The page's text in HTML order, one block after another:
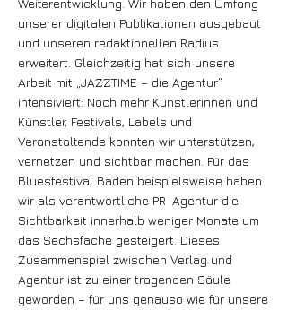
Weiterentwicklung. Wir haben den Umfang
unserer digitalen Publikationen ausgebaut
und unseren redaktionellen Radius
erweitert. Gleichzeitig hat sich unsere
Arbeit mit „JAZZTIME – die Agentur“
intensiviert: Noch mehr Künstlerinnen und
Künstler, Festivals, Labels und
Veranstaltende konnten wir unterstützen,
vernetzen und sichtbar machen. Für das
Bluesfestival Baden beispielsweise haben
wir als verantwortliche PR-Agentur die
Sichtbarkeit innerhalb weniger Monate um
das Sechsfache gesteigert. Dieses
Zusammenspiel zwischen Verlag und
Agentur ist zu einer tragenden Säule
geworden – für uns genauso wie für unsere